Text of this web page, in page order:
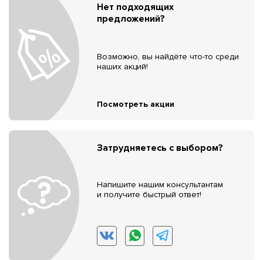
Нет подходящих
предложений?
Возможно, вы найдёте что-то среди
наших акций!
Посмотреть акции
Затрудняетесь с выбором?
Напишите нашим консультантам
и получите быстрый ответ!